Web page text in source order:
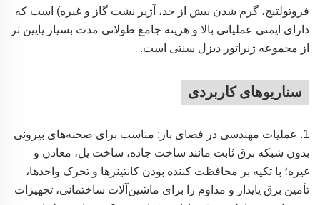
فروتولتیج، گرم شدن بیش از حد، آژیر نشت گاز و غیره) است که
دارای ایمنی عملیاتی بالا و هزینه جامع طولانی مدت بسیار پایین تر
از مجموعه ژنراتور دیزل سنتی است.
سناریوهای کاربردی
1. عملیات مهندسی در فضای باز: مناسب برای صحنه‌های بیرونی
بدون شبکه برق ثابت مانند ساخت جاده، ساخت پل، معادن و
غیره؛ با تکیه بر محافظت کننده بودن کانتینرها و تحرک واحدها،
تأمین برق پایدار و مداوم را برای ماشین‌آلات ساختمانی، تجهیزات